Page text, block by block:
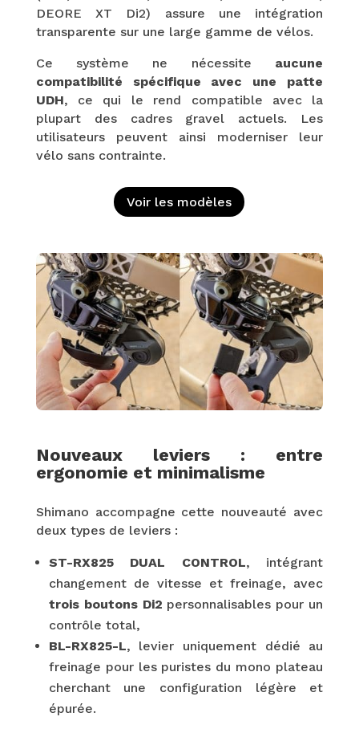
DEORE XT Di2) assure une intégration
transparente sur une large gamme de vélos.
Ce système ne nécessite aucune
compatibilité spécifique avec une patte
UDH, ce qui le rend compatible avec la
plupart des cadres gravel actuels. Les
utilisateurs peuvent ainsi moderniser leur
vélo sans contrainte.
Voir les modèles
Nouveaux leviers : entre
ergonomie et minimalisme
Shimano accompagne cette nouveauté avec
deux types de leviers :
ST-RX825 DUAL CONTROL, intégrant
changement de vitesse et freinage, avec
trois boutons Di2 personnalisables pour un
contrôle total,
BL-RX825-L, levier uniquement dédié au
freinage pour les puristes du mono plateau
cherchant une configuration légère et
épurée.